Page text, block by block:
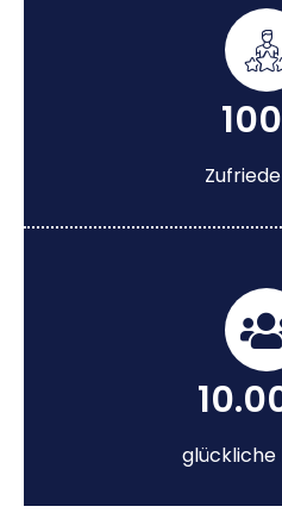
glückliche